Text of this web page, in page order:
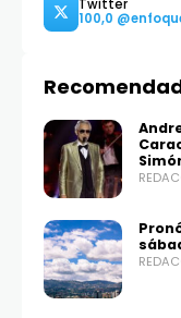
Twitter